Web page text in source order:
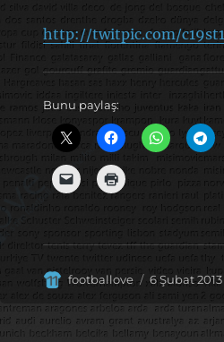
http://twitpic.com/c19st1
Bunu paylaş:
Yazar
footballove
Yayın
tarihi
6 Şubat 2013